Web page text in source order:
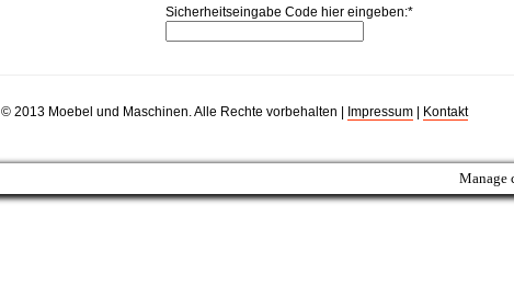
Sicherheitseingabe Code hier eingeben:*
© 2013 Moebel und Maschinen. Alle Rechte vorbehalten | Impressum| Kontakt
Manage